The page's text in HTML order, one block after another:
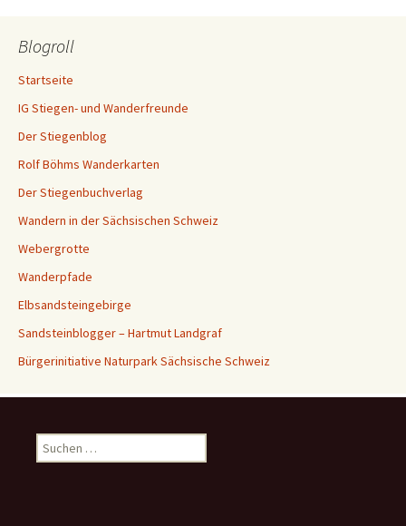
Blogroll
Startseite
IG Stiegen- und Wanderfreunde
Der Stiegenblog
Rolf Böhms Wanderkarten
Der Stiegenbuchverlag
Wandern in der Sächsischen Schweiz
Webergrotte
Wanderpfade
Elbsandsteingebirge
Sandsteinblogger – Hartmut Landgraf
Bürgerinitiative Naturpark Sächsische Schweiz
Suchen
nach: